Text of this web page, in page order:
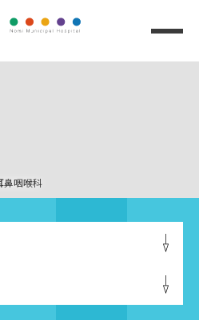
鼻咽喉科